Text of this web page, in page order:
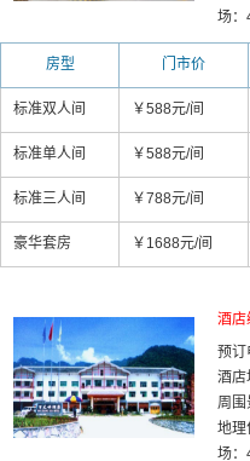
场：
房型 门市价
标准双人间 ￥588元/间
标准单人间 ￥588元/间
标准三人间 ￥788元/间
豪华套房 ￥1688元/间
酒店
预订
酒店
周围
地理
场：